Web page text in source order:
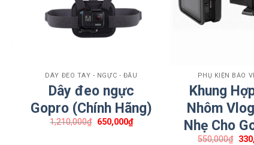
DÂY ĐEO TAY - NGỰC - ĐẦU
Dây đeo ngực
Gopro (Chính Hãng)
1,210,000₫ Giá
650,000₫Giá
hiện
PHỤ KIỆN BẢO
Khung
Nhôm
Nhẹ Cho
550,000₫ Giá